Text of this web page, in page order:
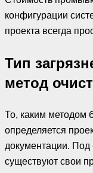
конфигурации
проекта всегда
Тип
метод
То, каким методом
определяется
документации.
существуют свои